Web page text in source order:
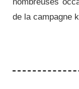
de la campagne